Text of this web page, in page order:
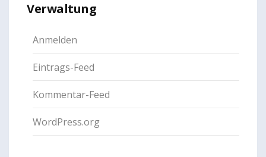
Verwaltung
Anmelden
Eintrags-Feed
Kommentar-Feed
WordPress.org